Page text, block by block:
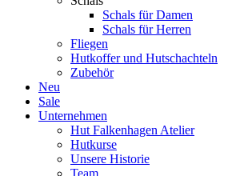
Schals für Damen
Schals für Herren
Fliegen
Hutkoffer und Hutschachteln
Zubehör
Neu
Sale
Unternehmen
Hut Falkenhagen Atelier
Hutkurse
Unsere Historie
Team